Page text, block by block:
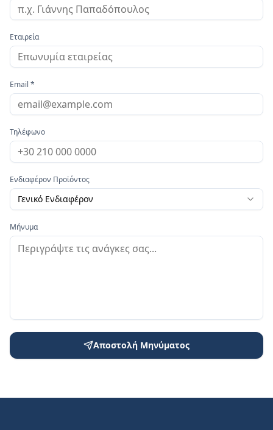
Εταιρεία
Email *
Τηλέφωνο
Ενδιαφέρον Προϊόντος
Γενικό Ενδιαφέρον
Μήνυμα
Αποστολή Μηνύματος